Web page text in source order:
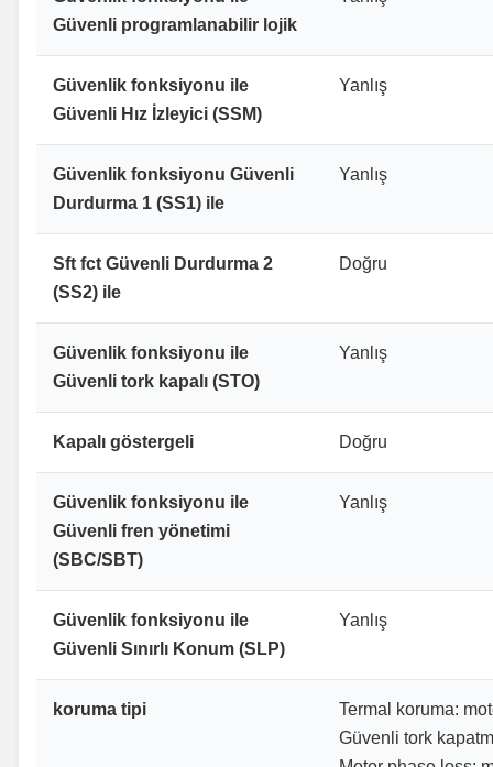
Güvenli programlanabilir lojik
Güvenlik fonksiyonu ile
Güvenli Hız İzleyici (SSM)
Yanlış
Güvenlik fonksiyonu Güvenli
Durdurma 1 (SS1) ile
Yanlış
Sft fct Güvenli Durdurma 2
(SS2) ile
Doğru
Güvenlik fonksiyonu ile
Güvenli tork kapalı (STO)
Yanlış
Kapalı göstergeli Doğru
Güvenlik fonksiyonu ile
Güvenli fren yönetimi
(SBC/SBT)
Yanlış
Güvenlik fonksiyonu ile
Güvenli Sınırlı Konum (SLP)
Yanlış
koruma tipi
Termal koruma:
Güvenli tork